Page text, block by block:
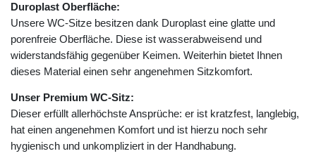
Duroplast Oberfläche:
Unsere WC-Sitze besitzen dank Duroplast eine glatte und
porenfreie Oberfläche. Diese ist wasserabweisend und
widerstandsfähig gegenüber Keimen. Weiterhin bietet Ihnen
dieses Material einen sehr angenehmen Sitzkomfort.
Unser Premium WC-Sitz:
Dieser erfüllt allerhöchste Ansprüche: er ist kratzfest, langlebig,
hat einen angenehmen Komfort und ist hierzu noch sehr
hygienisch und unkompliziert in der Handhabung.